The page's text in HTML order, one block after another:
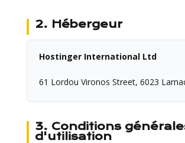
2. Hébergeur
Hostinger International Ltd
61 Lordou Vironos Street, 6023
3. Conditions
d'utilisation